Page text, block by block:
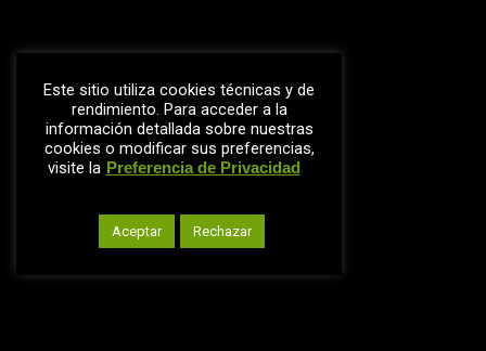
Política de Privacidad
Política de Cookies
Este sitio utiliza cookies técnicas y de
rendimiento. Para acceder a la
información detallada sobre nuestras
cookies o modificar sus preferencias,
visite la Preferencia de Privacidad
Aceptar Rechazar